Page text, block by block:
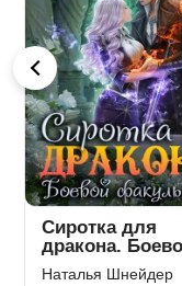
Сиротка для
дракона.
факультет
Наталья Шнейдер